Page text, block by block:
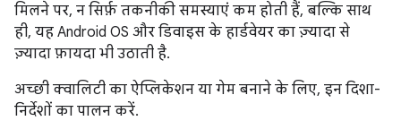
मिलने पर, न सिर्फ़ तकनीकी समस्याएं कम होती हैं, बल्कि साथ
ही, यह Android OS और डिवाइस के हार्डवेयर का ज़्यादा से
ज़्यादा फ़ायदा भी उठाती है.
अच्छी क्वालिटी का ऐप्लिकेशन या गेम बनाने के लिए, इन दिशा-
निर्देशों का पालन करें.